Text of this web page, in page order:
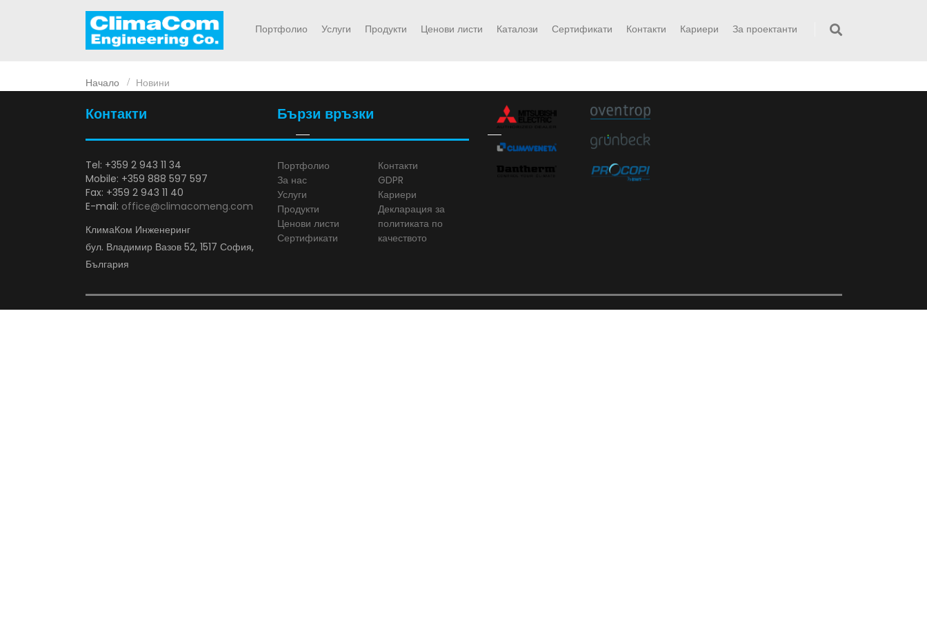
Портфолио Услуги Продукти Ценови листи Каталози Сертификати Контакти Кариери За проектанти
Начало Новини
Контакти
Tel: +359 2 943 11 34
Mobile: +359 888 597 597
Fax: +359 2 943 11 40
E-mail: office@climacomeng.com
КлимаКом Инженеринг
бул. Владимир Вазов 52, 1517 София,
България
Бързи връзки
Портфолио
За нас
Услуги
Продукти
Ценови листи
Сертификати
Контакти
GDPR
Кариери
Декларация за
политиката по
качеството